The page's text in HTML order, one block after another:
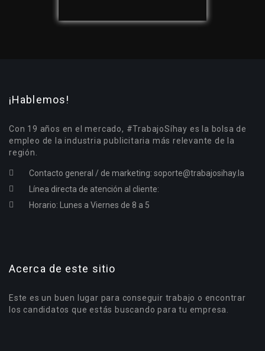
¡Hablemos!
Con 19 años en el mercado, #TrabajoSíhay es la bolsa de
empleo de la industria publicitaria más relevante de la
región.
Contacto general / de marketing: soporte@trabajosihay.la
Línea directa de atención al cliente:
Horario: Lunes a Viernes de 8 a 5
Acerca de este sitio
Este es un buen lugar para conseguir trabajo o encontrar
los candidatos que estás buscando para tu empresa.